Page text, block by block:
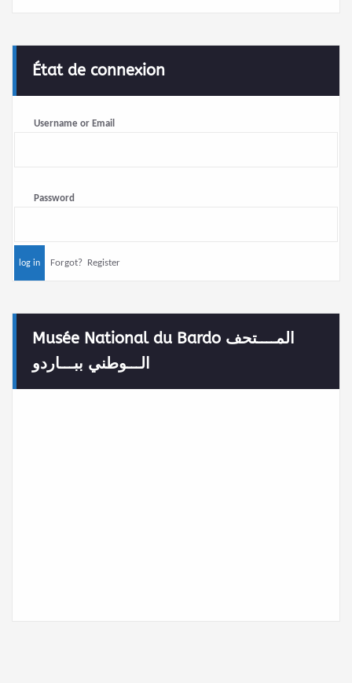
État de connexion
Username or Email
Password
Forgot? Register
Musée National du Bardo المــــتحف
الـــوطني ببـــاردو